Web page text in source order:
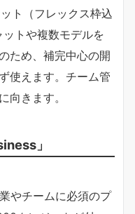
ト（フレックス枠込
トや複数モデルを
ため、補完中心の開
使えます。チーム管
向きます。
」
やチームに必須のプ